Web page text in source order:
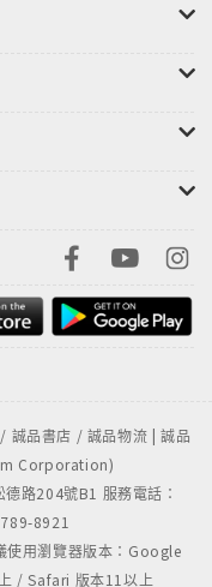
品書店 / 誠品物流 | 誠品
Corporation)
路204號B1 服務電話：
8921
使用瀏覽器版本：Google
/ Safari 版本11以上